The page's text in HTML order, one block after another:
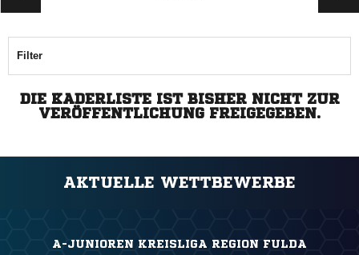
Filter
DIE KADERLISTE IST BISHER NICHT ZUR
VERÖFFENTLICHUNG FREIGEGEBEN.
AKTUELLE WETTBEWERBE
A-JUNIOREN KREISLIGA REGION FULDA